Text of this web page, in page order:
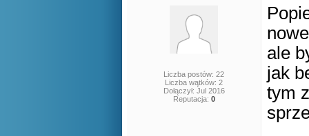
Liczba postów: 22
Liczba wątków: 2
Dołączył: Jul 2016
Reputacja: 0
ale
jak
tym